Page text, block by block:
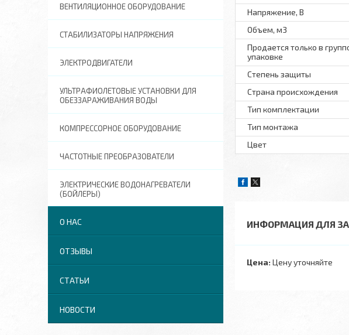
Напряжение, В
Объем, м3
Продается только в
упаковке
Степень защиты
Страна происхождения
Тип комплектации
Тип монтажа
Цвет
ИНФОРМАЦИЯ ДЛЯ
Цена: Цену уточняйте
ВЕНТИЛЯЦИОННОЕ ОБОРУДОВАНИЕ
СТАБИЛИЗАТОРЫ НАПРЯЖЕНИЯ
ЭЛЕКТРОДВИГАТЕЛИ
УЛЬТРАФИОЛЕТОВЫЕ УСТАНОВКИ ДЛЯ
ОБЕЗЗАРАЖИВАНИЯ ВОДЫ
КОМПРЕССОРНОЕ ОБОРУДОВАНИЕ
ЧАСТОТНЫЕ ПРЕОБРАЗОВАТЕЛИ
ЭЛЕКТРИЧЕСКИЕ ВОДОНАГРЕВАТЕЛИ
(БОЙЛЕРЫ)
О НАС
ОТЗЫВЫ
СТАТЬИ
НОВОСТИ